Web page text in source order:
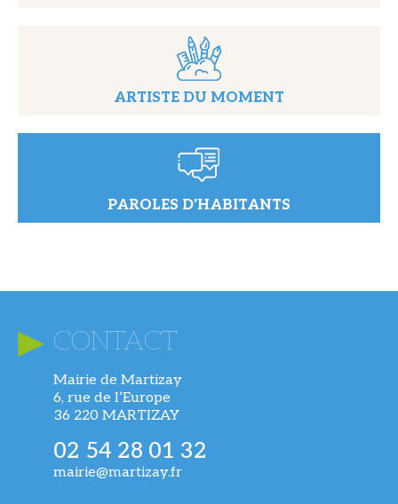
ARTISTE DU MOMENT
PAROLES D'HABITANTS
CONTACT
Mairie de Martizay
6, rue de l’Europe
36 220 MARTIZAY
02 54 28 01 32
mairie@martizay.fr